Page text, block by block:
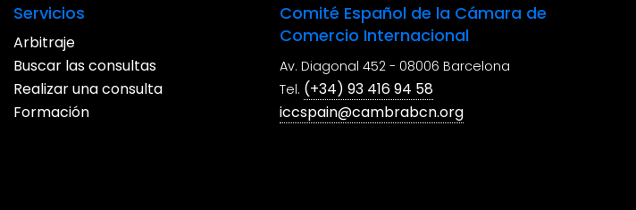
Servicios
Arbitraje
Buscar las consultas
Realizar una consulta
Formación
Comité Español de la Cámara de
Comercio Internacional
Av. Diagonal 452 - 08006 Barcelona
Tel. (+34) 93 416 94 58
iccspain@cambrabcn.org